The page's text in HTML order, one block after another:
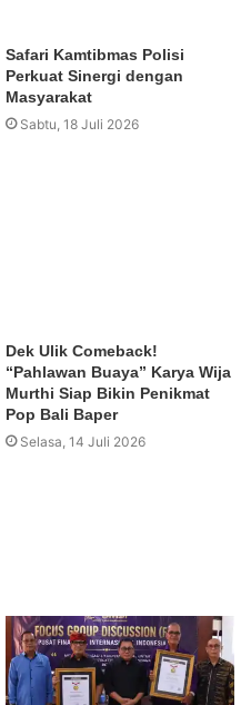
Safari Kamtibmas Polisi
Perkuat Sinergi dengan
Masyarakat
Sabtu, 18 Juli 2026
Dek Ulik Comeback!
“Pahlawan Buaya” Karya Wija
Murthi Siap Bikin Penikmat
Pop Bali Baper
Selasa, 14 Juli 2026